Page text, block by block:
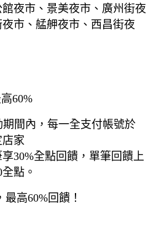
夜市、景美夜市、廣州街夜
市、艋舺夜市、西昌街夜
期間內，每一全支付帳號於
店家
30%全點回饋，單筆回饋上
點。
高60%回饋！